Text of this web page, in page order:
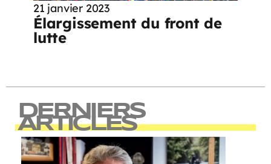
21 janvier 2023
Élargissement du front de
lutte
DERNIERS
ARTICLES